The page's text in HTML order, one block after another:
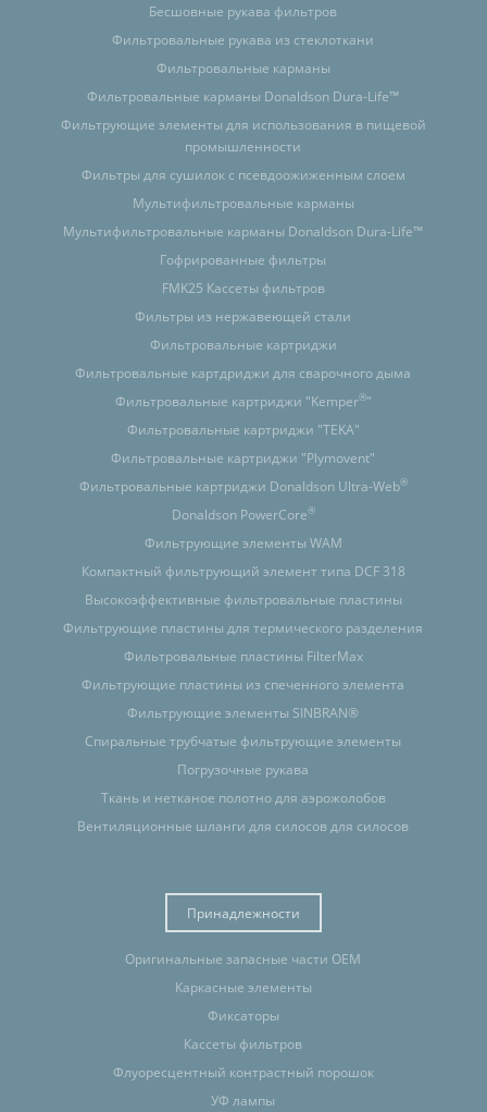
Бесшовные рукава фильтров
Фильтровальные рукава из стеклоткани
Фильтровальные карманы
Фильтровальные карманы Donaldson Dura-Life™
Фильтрующие элементы для использования в пищевой
промышленности
Фильтры для сушилок с псевдоожиженным слоем
Мультифильтровальные карманы
Мультифильтровальные карманы Donaldson Dura-Life™
Гофрированные фильтры
FMK25 Кассеты фильтров
Фильтры из нержавеющей стали
Фильтровальные картриджи
Фильтровальные картдриджи для сварочного дыма
Фильтровальные картриджи "Kemper®"
Фильтровальные картриджи "TEKA"
Фильтровальные картриджи "Plymovent"
Фильтровальные картриджи Donaldson Ultra-Web®
Donaldson PowerCore®
Фильтрующие элементы WAM
Компактный фильтрующий элемент типа DCF 318
Высокоэффективные фильтровальные пластины
Фильтрующие пластины для термического разделения
Фильтровальные пластины FilterMax
Фильтрующие пластины из спеченного элемента
Фильтрующие элементы SINBRAN®
Спиральные трубчатые фильтрующие элементы
Погрузочные рукава
Ткань и нетканое полотно для аэрожолобов
Вентиляционные шланги для силосов для силосов
Принадлежности
Оригинальные запасные части OEM
Каркасные элементы
Фиксаторы
Кассеты фильтров
Флуоресцентный контрастный порошок
УФ лампы